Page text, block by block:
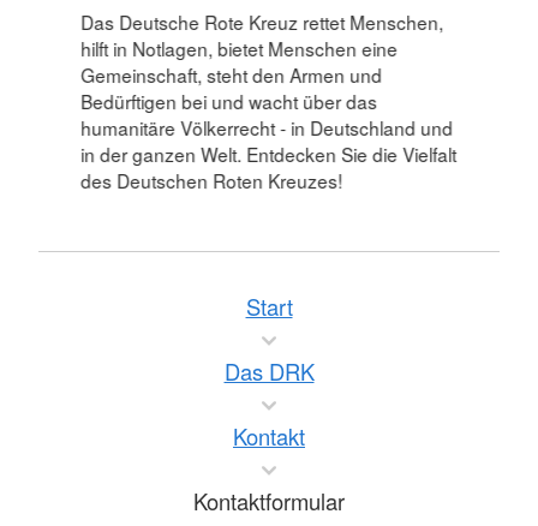
Das Deutsche Rote Kreuz rettet Menschen,
hilft in Notlagen, bietet Menschen eine
Gemeinschaft, steht den Armen und
Bedürftigen bei und wacht über das
humanitäre Völkerrecht - in Deutschland und
in der ganzen Welt. Entdecken Sie die Vielfalt
des Deutschen Roten Kreuzes!
Start
Das DRK
Kontakt
Kontaktformular